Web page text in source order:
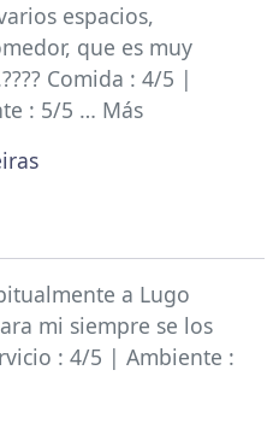
espacios,
que es muy
Comida : 4/5 |
: 5/5 … Más
a Lugo
mi siempre se los
: 4/5 | Ambiente :